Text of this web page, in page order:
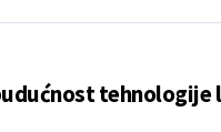
tehnologije